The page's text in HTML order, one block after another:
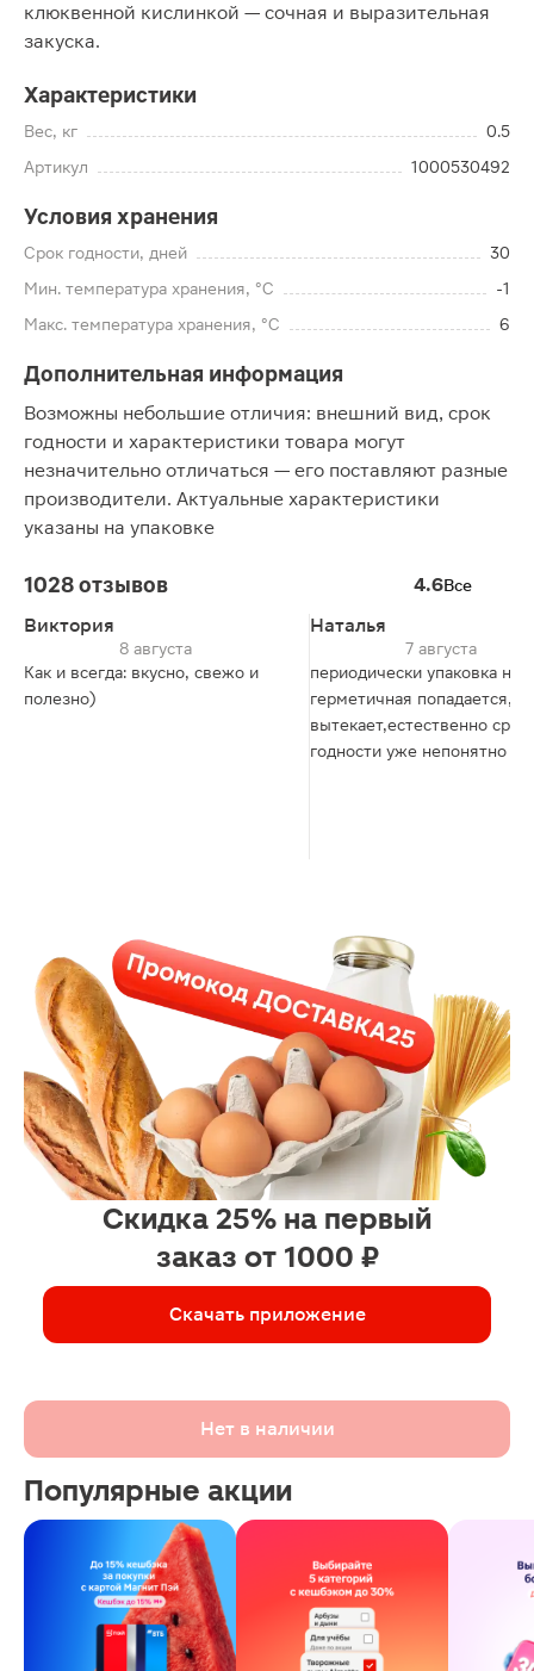
клюквенной кислинкой — сочная и выразительная
закуска.
Характеристики
Вес, кг
0.5
Артикул
1000530492
Условия хранения
Срок годности, дней
30
Мин. температура хранения, °C
-1
Макс. температура хранения, °C
6
Дополнительная информация
Возможны небольшие отличия: внешний вид, срок
годности и характеристики товара могут
незначительно отличаться — его поставляют разные
производители. Актуальные характеристики
указаны на упаковке
1028 отзывов 4.6Все
Виктория
8 августа
Как и всегда: вкусно, свежо и
полезно)
Наталья
7 августа
периодически упаковка не
герметичная
вытекает,естественно срок
годности уже непонятно
Скидка 25% на первый
заказ от 1000 ₽
Скачать приложение
Нет в наличии
Популярные акции